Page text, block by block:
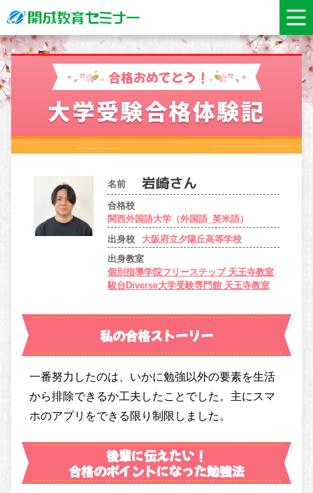
合格おめでとう！
大学受験合格体験記
名前
合格校
関西外国語大学（外国語_英米語）
出身校
大阪府立夕陽丘高等学校
出身教室
個別指導学院フリーステップ 天王寺教室
駿台Diverse大学受験専門館 天王寺教室
私の合格ストーリー
一番努力したのは、いかに勉強以外の要素を生活
から排除できるか工夫したことでした。主にスマ
ホのアプリをできる限り制限しました。
後輩に伝えたい！
合格のポイントになった勉強法